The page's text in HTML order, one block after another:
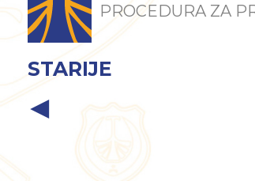
PROCEDURA ZA
STARIJE